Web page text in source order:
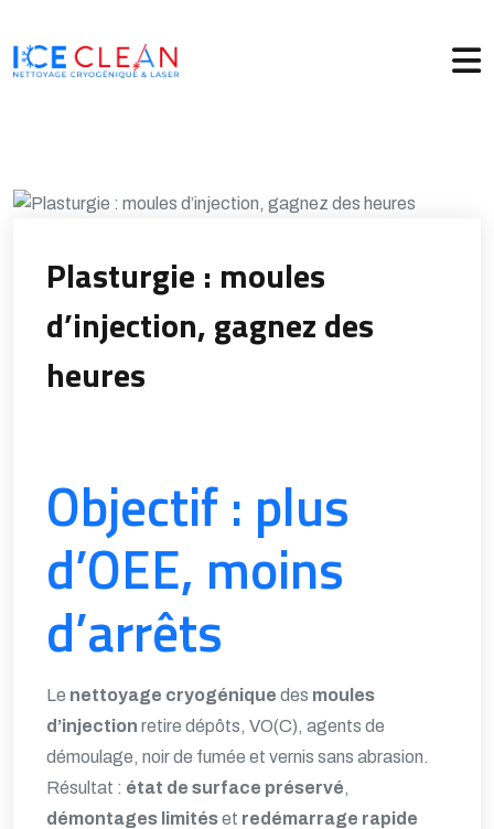
Plasturgie : moules
d’injection, gagnez des
heures
Objectif : plus
d’OEE, moins
d’arrêts
Le nettoyage cryogénique des moules
d’injection retire dépôts, VO(C), agents de
démoulage, noir de fumée et vernis sans abrasion.
Résultat : état de surface préservé,
démontages limitéset redémarrage rapide